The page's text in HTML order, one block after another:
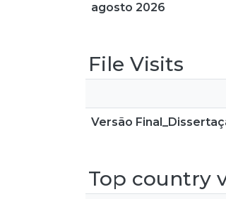
agosto 2026
File Visits
Versão
Top country